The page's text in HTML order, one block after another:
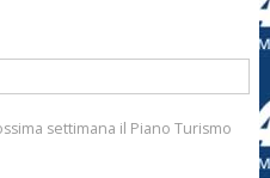
settimana il Piano Turismo